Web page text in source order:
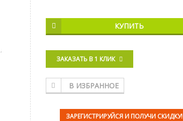
КУПИТЬ
ЗАКАЗАТЬ В 1 КЛИК
В ИЗБРАННОЕ
ЗАРЕГИСТРИРУЙСЯ И ПОЛУЧИ СКИДКУ!